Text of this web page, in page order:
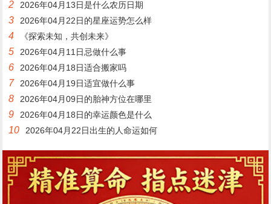
2 2026年04月13日是什么农历日期
3 2026年04月22日的星座运势怎么样
4 《探索未知，共创未来》
5 2026年04月11日忌做什么事
6 2026年04月18日适合搬家吗
7 2026年04月19日适宜做什么事
8 2026年04月09日的胎神方位在哪里
9 2026年04月18日的幸运颜色是什么
10 2026年04月22日出生的人命运如何